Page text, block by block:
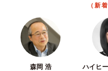
（新
森岡 浩 ハイヒ